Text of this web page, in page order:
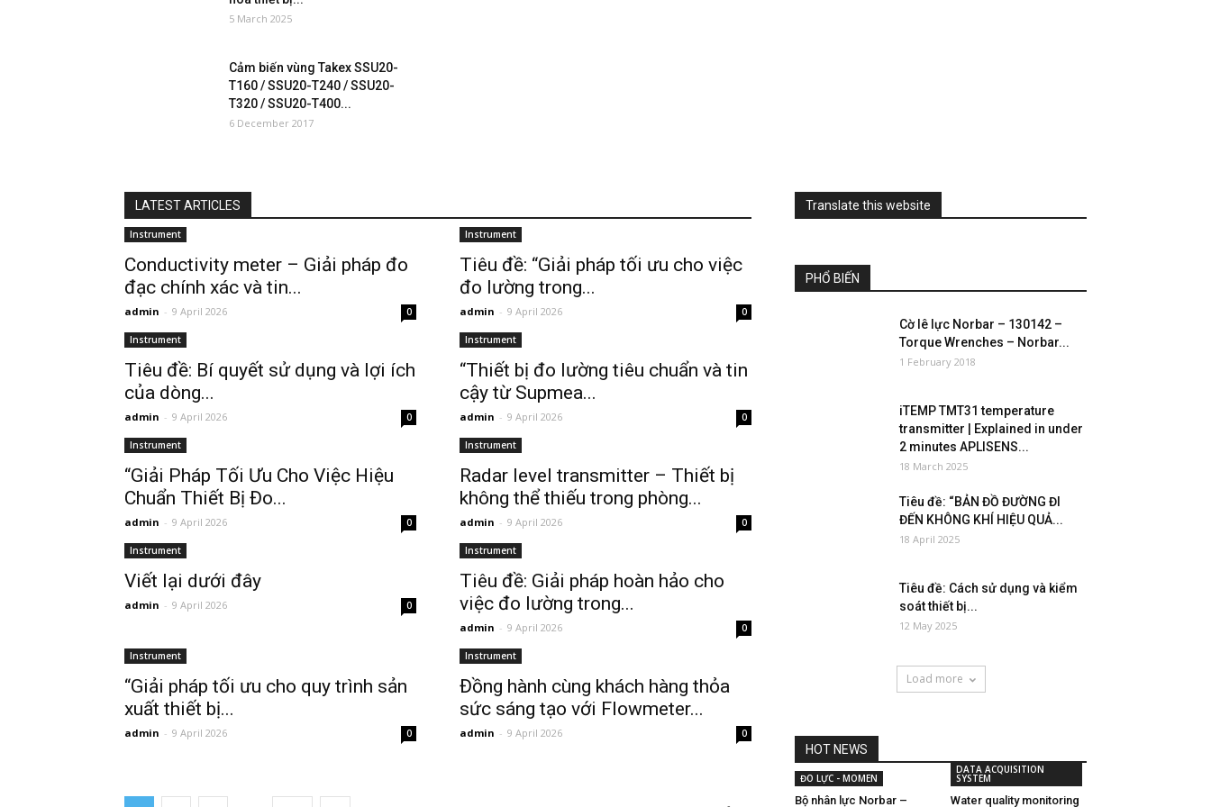
5 March 2025
Cảm biến vùng Takex SSU20-
T160 / SSU20-T240 / SSU20-
T320 / SSU20-T400...
6 December 2017
LATEST ARTICLES
Instrument
Conductivity meter – Giải pháp đo
đạc chính xác và tin...
admin - 9 April 2026 0
Instrument
Tiêu đề: “Giải pháp tối ưu cho việc
đo lường trong...
admin - 9 April 2026 0
Instrument
Tiêu đề: Bí quyết sử dụng và lợi ích
của dòng...
admin - 9 April 2026 0
Instrument
“Thiết bị đo lường tiêu chuẩn và tin
cậy từ Supmea...
admin - 9 April 2026 0
Instrument
“Giải Pháp Tối Ưu Cho Việc Hiệu
Chuẩn Thiết Bị Đo...
admin - 9 April 2026 0
Instrument
Radar level transmitter – Thiết bị
không thể thiếu trong phòng...
admin - 9 April 2026 0
Instrument
Viết lại dưới đây
admin - 9 April 2026 0
Instrument
Tiêu đề: Giải pháp hoàn hảo cho
việc đo lường trong...
admin - 9 April 2026 0
Instrument
“Giải pháp tối ưu cho quy trình sản
xuất thiết bị...
admin - 9 April 2026 0
Instrument
Đồng hành cùng khách hàng thỏa
sức sáng tạo với Flowmeter...
admin - 9 April 2026 0
Translate this website
PHỔ BIẾN
Cờ lê lực Norbar – 130142 –
Torque Wrenches – Norbar...
1 February 2018
iTEMP TMT31 temperature
transmitter | Explained in under
2 minutes APLISENS...
18 March 2025
Tiêu đề: “BẢN ĐỒ ĐƯỜNG ĐI
ĐẾN KHÔNG KHÍ HIỆU QUẢ...
18 April 2025
Tiêu đề: Cách sử dụng và kiểm
soát thiết bị...
12 May 2025
Load more
HOT NEWS
ĐO LỰC - MOMEN
Bộ nhân lực Norbar –
DATA ACQUISITION
SYSTEM
Water quality monitoring